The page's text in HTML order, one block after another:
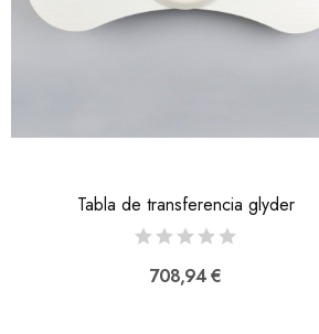
Tabla de transferencia glyder
708,94 €